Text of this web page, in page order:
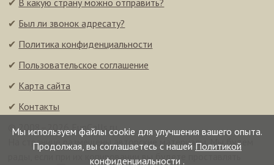
Мы используем файлы cookie для улучшения вашего опыта.
Продолжая, вы соглашаетесь с нашей Политикой
конфиденциальности .
✔ Был ли звонок адресату?
✔ Политика конфиденциальности
✔ Пользовательское соглашение
✔ Карта сайта
✔ Контакты
© 2008–2026 FunCalls.ru
На странице размещены авторские материалы. Мы будем
рады, если при их копировании вы будете проставлять